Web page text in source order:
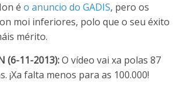
é o anuncio do GADIS, pero os
moi inferiores, polo que o seu éxito
mérito.
(6-11-2013):O vídeo vai xa polas 87
¡Xa falta menos para as 100.000!